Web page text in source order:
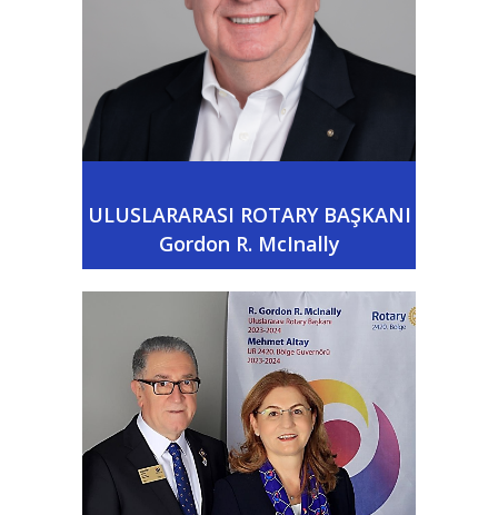
ULUSLARARASI ROTARY BAŞKANI
Gordon R. McInally